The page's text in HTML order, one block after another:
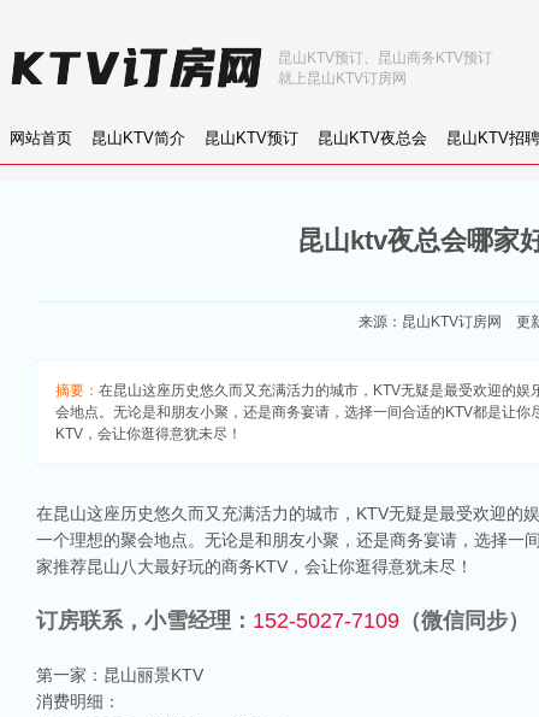
网站首页 昆山KTV简介 昆山KTV预订 昆山KTV夜总会 昆山KTV招聘
昆山KTV预订、昆山商务KTV预订
就上昆山KTV订房网
昆山ktv夜总会哪家
来源： 昆山KTV订房网 更
摘要： 在昆山这座历史悠久而又充满活力的城市，KTV无疑是最受欢迎的
会地点。无论是和朋友小聚，还是商务宴请，选择一间合适的KTV都是让
KTV，会让你逛得意犹未尽！
在昆山这座历史悠久而又充满活力的城市，KTV无疑是最受欢迎的
一个理想的聚会地点。无论是和朋友小聚，还是商务宴请，选择
家推荐昆山八大最好玩的商务KTV，会让你逛得意犹未尽！
订房联系，小雪经理： 152-5027-7109 （微信同步）
第一家：昆山丽景KTV
消费明细：